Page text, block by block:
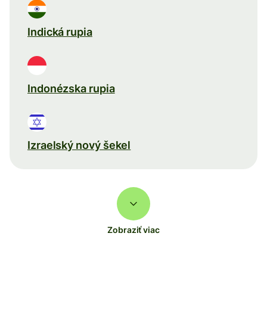
Indická rupia
Indonézska rupia
Izraelský nový šekel
Zobraziť viac